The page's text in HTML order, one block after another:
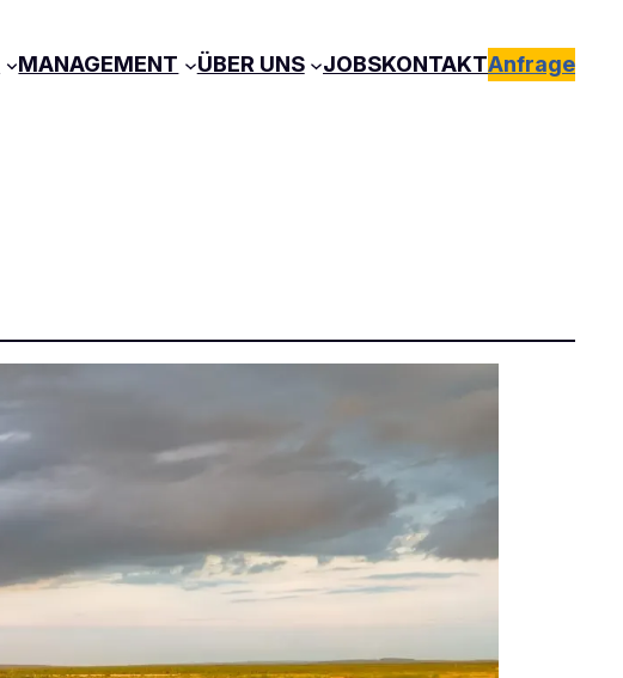
MANAGEMENT ÜBER UNS JOBSKONTAKTAnfrage